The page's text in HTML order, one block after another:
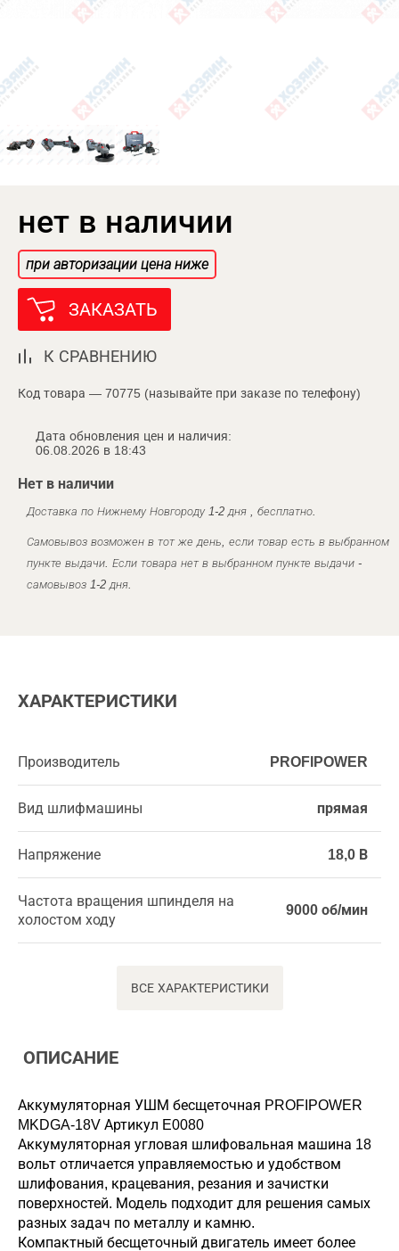
нет в наличии
при авторизации цена ниже
ЗАКАЗАТЬ
К СРАВНЕНИЮ
Код товара — 70775 (называйте при заказе по телефону)
Дата обновления цен и наличия:
06.08.2026 в 18:43
Нет в наличии
Доставка по Нижнему Новгороду 1-2 дня , бесплатно.
Самовывоз возможен в тот же день, если товар есть в выбранном
пункте выдачи. Если товара нет в выбранном пункте выдачи -
самовывоз 1-2 дня.
ХАРАКТЕРИСТИКИ
Производитель PROFIPOWER
Вид шлифмашины прямая
Напряжение 18,0 В
Частота вращения шпинделя на
холостом ходу
9000 об/мин
ВСЕ ХАРАКТЕРИСТИКИ
ОПИСАНИЕ
Аккумуляторная УШМ бесщеточная PROFIPOWER
MKDGA-18V Артикул E0080
Аккумуляторная угловая шлифовальная машина 18
вольт отличается управляемостью и удобством
шлифования, крацевания, резания и зачистки
поверхностей. Модель подходит для решения самых
разных задач по металлу и камню.
Компактный бесщеточный двигатель имеет более